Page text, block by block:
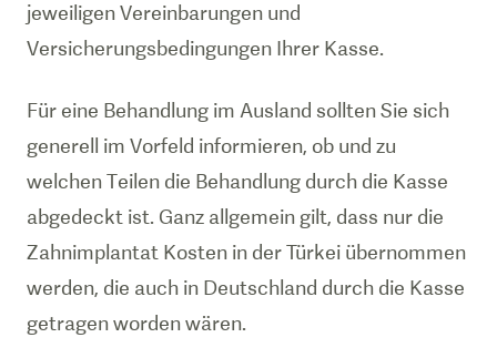
jeweiligen Vereinbarungen und
Versicherungsbedingungen Ihrer Kasse.
Für eine Behandlung im Ausland sollten Sie sich
generell im Vorfeld informieren, ob und zu
welchen Teilen die Behandlung durch die Kasse
abgedeckt ist. Ganz allgemein gilt, dass nur die
Zahnimplantat Kosten in der Türkei übernommen
werden, die auch in Deutschland durch die Kasse
getragen worden wären.